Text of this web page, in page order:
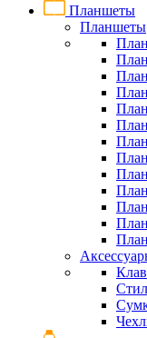
Планшеты
Планшеты